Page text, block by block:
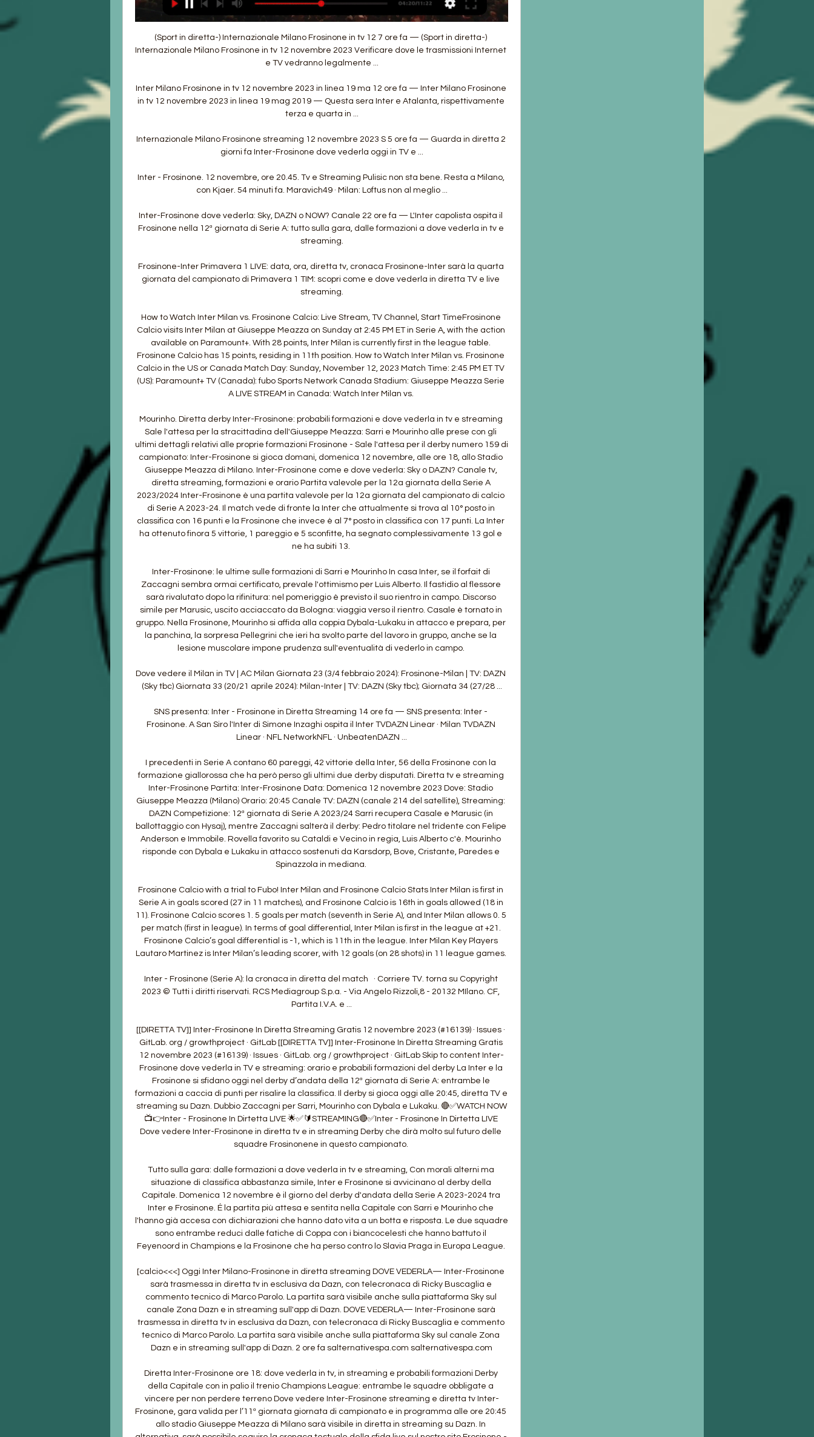
(Sport in diretta-) Internazionale Milano Frosinone in tv 12 7 ore fa — (Sport in diretta-) Internazionale Milano Frosinone in tv 12 novembre 2023 Verificare dove le trasmissioni Internet e TV vedranno legalmente ...

Inter Milano Frosinone in tv 12 novembre 2023 in linea 19 ma 12 ore fa — Inter Milano Frosinone in tv 12 novembre 2023 in linea 19 mag 2019 — Questa sera Inter e Atalanta, rispettivamente terza e quarta in ...

Internazionale Milano Frosinone streaming 12 novembre 2023 S 5 ore fa — Guarda in diretta 2 giorni fa Inter-Frosinone dove vederla oggi in TV e ...

Inter - Frosinone. 12 novembre, ore 20.45. Tv e Streaming Pulisic non sta bene. Resta a Milano, con Kjaer. 54 minuti fa. Maravich49 · Milan: Loftus non al meglio ...

Inter-Frosinone dove vederla: Sky, DAZN o NOW? Canale 22 ore fa — L'Inter capolista ospita il Frosinone nella 12ª giornata di Serie A: tutto sulla gara, dalle formazioni a dove vederla in tv e streaming.

Frosinone-Inter Primavera 1 LIVE: data, ora, diretta tv, cronaca Frosinone-Inter sarà la quarta giornata del campionato di Primavera 1 TIM: scopri come e dove vederla in diretta TV e live streaming.

How to Watch Inter Milan vs. Frosinone Calcio: Live Stream, TV Channel, Start TimeFrosinone Calcio visits Inter Milan at Giuseppe Meazza on Sunday at 2:45 PM ET in Serie A, with the action available on Paramount+. With 28 points, Inter Milan is currently first in the league table. Frosinone Calcio has 15 points, residing in 11th position. How to Watch Inter Milan vs. Frosinone Calcio in the US or Canada Match Day: Sunday, November 12, 2023 Match Time: 2:45 PM ET TV (US): Paramount+ TV (Canada): fubo Sports Network Canada Stadium: Giuseppe Meazza Serie A LIVE STREAM in Canada: Watch Inter Milan vs. 

Mourinho. Diretta derby Inter-Frosinone: probabili formazioni e dove vederla in tv e streaming Sale l'attesa per la stracittadina dell'Giuseppe Meazza: Sarri e Mourinho alle prese con gli ultimi dettagli relativi alle proprie formazioni Frosinone - Sale l'attesa per il derby numero 159 di campionato: Inter-Frosinone si gioca domani, domenica 12 novembre, alle ore 18, allo Stadio Giuseppe Meazza di Milano. Inter-Frosinone come e dove vederla: Sky o DAZN? Canale tv, diretta streaming, formazioni e orario Partita valevole per la 12a giornata della Serie A 2023/2024 Inter-Frosinone è una partita valevole per la 12a giornata del campionato di calcio di Serie A 2023-24. Il match vede di fronte la Inter che attualmente si trova al 10° posto in classifica con 16 punti e la Frosinone che invece è al 7° posto in classifica con 17 punti. La Inter ha ottenuto finora 5 vittorie, 1 pareggio e 5 sconfitte, ha segnato complessivamente 13 gol e ne ha subiti 13. 

Inter-Frosinone: le ultime sulle formazioni di Sarri e Mourinho In casa Inter, se il forfait di Zaccagni sembra ormai certificato, prevale l'ottimismo per Luis Alberto. Il fastidio al flessore sarà rivalutato dopo la rifinitura: nel pomeriggio è previsto il suo rientro in campo. Discorso simile per Marusic, uscito acciaccato da Bologna: viaggia verso il rientro. Casale è tornato in gruppo. Nella Frosinone, Mourinho si affida alla coppia Dybala-Lukaku in attacco e prepara, per la panchina, la sorpresa Pellegrini che ieri ha svolto parte del lavoro in gruppo, anche se la lesione muscolare impone prudenza sull'eventualità di vederlo in campo. 

Dove vedere il Milan in TV | AC Milan Giornata 23 (3/4 febbraio 2024): Frosinone-Milan | TV: DAZN (Sky tbc) Giornata 33 (20/21 aprile 2024): Milan-Inter | TV: DAZN (Sky tbc); Giornata 34 (27/28 ...

SNS presenta: Inter - Frosinone in Diretta Streaming 14 ore fa — SNS presenta: Inter - Frosinone. A San Siro l'Inter di Simone Inzaghi ospita il Inter TVDAZN Linear · Milan TVDAZN Linear · NFL NetworkNFL · UnbeatenDAZN ...

I precedenti in Serie A contano 60 pareggi, 42 vittorie della Inter, 56 della Frosinone con la formazione giallorossa che ha però perso gli ultimi due derby disputati. Diretta tv e streaming Inter-Frosinone Partita: Inter-Frosinone Data: Domenica 12 novembre 2023 Dove: Stadio Giuseppe Meazza (Milano) Orario: 20:45 Canale TV: DAZN (canale 214 del satellite), Streaming: DAZN Competizione: 12ª giornata di Serie A 2023/24 Sarri recupera Casale e Marusic (in ballottaggio con Hysaj), mentre Zaccagni salterà il derby: Pedro titolare nel tridente con Felipe Anderson e Immobile. Rovella favorito su Cataldi e Vecino in regia, Luis Alberto c'è. Mourinho risponde con Dybala e Lukaku in attacco sostenuti da Karsdorp, Bove, Cristante, Paredes e Spinazzola in mediana. 

Frosinone Calcio with a trial to Fubo! Inter Milan and Frosinone Calcio Stats Inter Milan is first in Serie A in goals scored (27 in 11 matches), and Frosinone Calcio is 16th in goals allowed (18 in 11). Frosinone Calcio scores 1. 5 goals per match (seventh in Serie A), and Inter Milan allows 0. 5 per match (first in league). In terms of goal differential, Inter Milan is first in the league at +21. Frosinone Calcio’s goal differential is -1, which is 11th in the league. Inter Milan Key Players Lautaro Martinez is Inter Milan’s leading scorer, with 12 goals (on 28 shots) in 11 league games. 

Inter - Frosinone (Serie A): la cronaca in diretta del match   · Corriere TV. torna su Copyright 2023 © Tutti i diritti riservati. RCS Mediagroup S.p.a. - Via Angelo Rizzoli,8 - 20132 MIlano. CF, Partita I.V.A. e ...

[[DIRETTA TV]] Inter-Frosinone In Diretta Streaming Gratis 12 novembre 2023 (#16139) · Issues · GitLab. org / growthproject · GitLab﻿ [[DIRETTA TV]] Inter-Frosinone In Diretta Streaming Gratis 12 novembre 2023 (#16139) · Issues · GitLab. org / growthproject · GitLab Skip to content Inter-Frosinone dove vederla in TV e streaming: orario e probabili formazioni del derby La Inter e la Frosinone si sfidano oggi nel derby d’andata della 12ª giornata di Serie A: entrambe le formazioni a caccia di punti per risalire la classifica. Il derby si gioca oggi alle 20:45, diretta TV e streaming su Dazn. Dubbio Zaccagni per Sarri, Mourinho con Dybala e Lukaku. 🔴✅WATCH NOW📺👉Inter - Frosinone In Dirtetta LIVE 🌟✅🔰STREAMING🔴✅Inter - Frosinone In Dirtetta LIVE Dove vedere Inter-Frosinone in diretta tv e in streaming Derby che dirà molto sul futuro delle squadre Frosinonene in questo campionato. 

Tutto sulla gara: dalle formazioni a dove vederla in tv e streaming, Con morali alterni ma situazione di classifica abbastanza simile, Inter e Frosinone si avvicinano al derby della Capitale. Domenica 12 novembre è il giorno del derby d'andata della Serie A 2023-2024 tra Inter e Frosinone. É la partita più attesa e sentita nella Capitale con Sarri e Mourinho che l'hanno già accesa con dichiarazioni che hanno dato vita a un botta e risposta. Le due squadre sono entrambe reduci dalle fatiche di Coppa con i biancocelesti che hanno battuto il Feyenoord in Champions e la Frosinone che ha perso contro lo Slavia Praga in Europa League. 

[calcio<<<] Oggi Inter Milano-Frosinone in diretta streaming DOVE VEDERLA— Inter-Frosinone sarà trasmessa in diretta tv in esclusiva da Dazn, con telecronaca di Ricky Buscaglia e commento tecnico di Marco Parolo. La partita sarà visibile anche sulla piattaforma Sky sul canale Zona Dazn e in streaming sull'app di Dazn. DOVE VEDERLA— Inter-Frosinone sarà trasmessa in diretta tv in esclusiva da Dazn, con telecronaca di Ricky Buscaglia e commento tecnico di Marco Parolo. La partita sarà visibile anche sulla piattaforma Sky sul canale Zona Dazn e in streaming sull'app di Dazn. 2 ore fa salternativespa.com salternativespa.com

Diretta Inter-Frosinone ore 18: dove vederla in tv, in streaming e probabili formazioni Derby della Capitale con in palio il trenio Champions League: entrambe le squadre obbligate a vincere per non perdere terreno Dove vedere Inter-Frosinone streaming e diretta tv Inter-Frosinone, gara valida per l’11ª giornata giornata di campionato e in programma alle ore 20:45 allo stadio Giuseppe Meazza di Milano sarà visibile in diretta in streaming su Dazn. In alternativa, sarà possibile seguire la cronaca testuale della sfida live sul nostro sito Frosinone - Una città in apnea da giorni, un appuntamento campale da cui è impossibile distrarsi. La Capitale si ferma per il derby, paralizzata da ansie e paure che solo chi vive tutto l'anno questa rivalità eterna può comprendere fino in fondo. L’obiettivo delle due squadre si chiama Champions League e la sfida di questa sera sarà una delle tante sliding doors della stagione: giallorossi settimi a 17 punti, biancocelesti decimi a 16 punti, vincere è un must per entrambe le squadre per non perdere il treno delle prime quattro. 

Marcus Thuram is Inter Milan’s second-leading scorer, with four goals in 11 league games. Thuram has five assists in 11 games — No. 1 on Inter Milan, and first in the league. Frosinone Calcio Key Players Matias Soule has five goals in nine games — the top scorer on Frosinone Calcio, and fifth in the league. 

La stracittadina si disputerà alle ore 18. La partita si gioca all'Giuseppe Meazza e sarà trasmessa in diretta TV e streaming su Dazn. La sconfitta incassata contro il Bologna è costata carissimo alla Inter, che dopo una serie di risultati utili si era avvicinata al quarto posto. Il ko con i rossoblu è costato pure il sorpasso in classifica da parte della Frosinone che con 17 punti è davanti di una lunghezza rispetto alla Inter. Il derby pesa tanto, considerato che le prime quattro hanno già un discreto margine. 

Panchina invece per Kristensen e Zalewski. In linea difensiva Mancini con Llorente e Ndicka davanti a Rui Patricio. Pellegrini è recuperato, ma partirà dalla panchina. Inter (4-3-3): Provedel; Lazzari, Patric, Frosinonegnoli, Marusic; Guendouzi, Rovella, Luis Alberto; Felipe Anderson, Immobile, Pedro. All. Sarri. Frosinone (3-5-2): Rui Patricio; Mancini, Llorente, Ndicka; Karsdorp, Bove, Cristante, Paredes, Spinazzola; Dybala, Lukaku. 

Il giocatore che ha segnato più gol è Ciro Immobile con 3 reti. La Frosinone ha ottenuto finora 5 vittorie, 2 p